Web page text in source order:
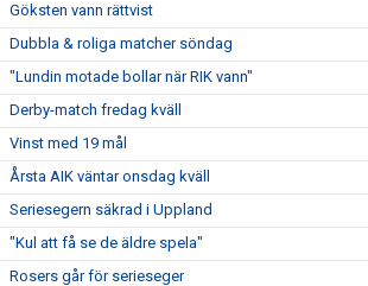
Göksten vann rättvist
Dubbla & roliga matcher söndag
"Lundin motade bollar när RIK vann"
Derby-match fredag kväll
Vinst med 19 mål
Årsta AIK väntar onsdag kväll
Seriesegern säkrad i Uppland
"Kul att få se de äldre spela"
Rosers går för serieseger